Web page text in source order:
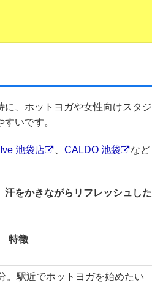
、ホットヨガや女性向けスタジ
いです。
池袋店 CALDO 池袋
など
汗をかきながらリフレッシュした
特徴
。駅近でホットヨガを始めたい